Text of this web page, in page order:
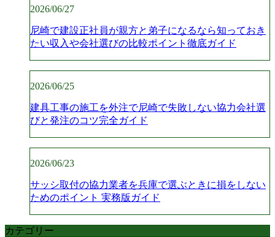
2026/06/27
尼崎で建設正社員が親方と弟子になるなら知っておき
たい収入や会社選びの比較ポイント徹底ガイド
2026/06/25
建具工事の施工を外注で尼崎で失敗しない協力会社選
びと発注のコツ完全ガイド
2026/06/23
サッシ取付の協力業者を兵庫で選ぶときに損をしない
ためのポイント 実務版ガイド
カテゴリー